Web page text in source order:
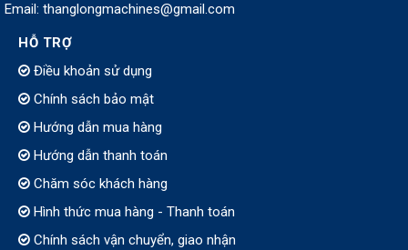
Email: thanglongmachines@gmail.com
HỖ TRỢ
Điều khoản sử dụng
Chính sách bảo mật
Hướng dẫn mua hàng
Hướng dẫn thanh toán
Chăm sóc khách hàng
Hình thức mua hàng - Thanh toán
Chính sách vận chuyển, giao nhận